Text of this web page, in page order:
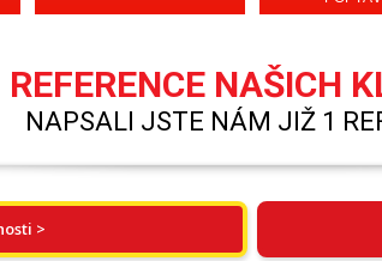
REFERENCE NAŠICH
NAPSALI JSTE NÁM JIŽ 1
>